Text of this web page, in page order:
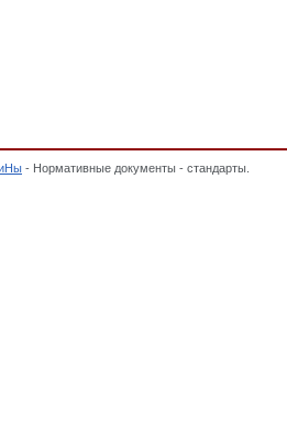
- Нормативные документы - стандарты.